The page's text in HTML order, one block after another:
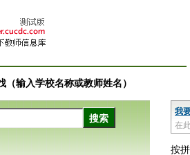
输入学校名称或教师姓名）
我
在
按